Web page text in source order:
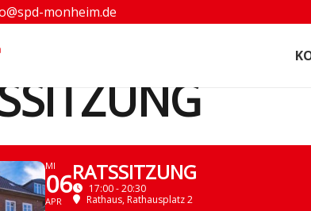
monheim.de
MI
06
APR
RATSSITZUNG
17:00 - 20:30
Rathaus, Rathausplatz 2